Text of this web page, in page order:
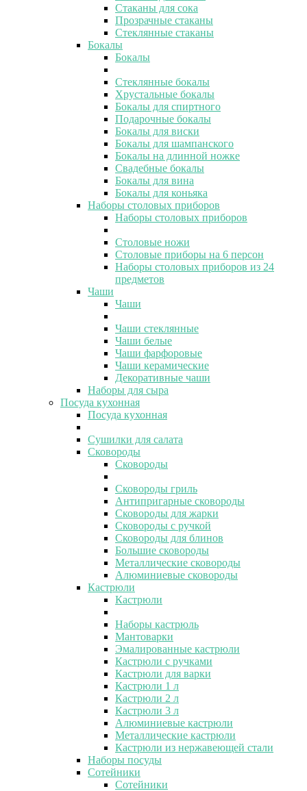
Стаканы для сока
Прозрачные стаканы
Стеклянные стаканы
Бокалы
Бокалы
Стеклянные бокалы
Хрустальные бокалы
Бокалы для спиртного
Подарочные бокалы
Бокалы для виски
Бокалы для шампанского
Бокалы на длинной ножке
Свадебные бокалы
Бокалы для вина
Бокалы для коньяка
Наборы столовых приборов
Наборы столовых приборов
Столовые ножи
Столовые приборы на 6 персон
Наборы столовых приборов из 24
предметов
Чаши
Чаши
Чаши стеклянные
Чаши белые
Чаши фарфоровые
Чаши керамические
Декоративные чаши
Наборы для сыра
Посуда кухонная
Посуда кухонная
Сушилки для салата
Сковороды
Сковороды
Сковороды гриль
Антипригарные сковороды
Сковороды для жарки
Сковороды с ручкой
Сковороды для блинов
Большие сковороды
Металлические сковороды
Алюминиевые сковороды
Кастрюли
Кастрюли
Наборы кастрюль
Мантоварки
Эмалированные кастрюли
Кастрюли с ручками
Кастрюли для варки
Кастрюли 1 л
Кастрюли 2 л
Кастрюли 3 л
Алюминиевые кастрюли
Металлические кастрюли
Кастрюли из нержавеющей стали
Наборы посуды
Сотейники
Сотейники